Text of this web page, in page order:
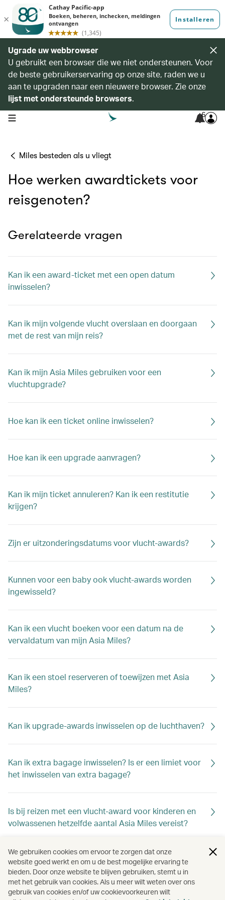
Ugrade uw webbrowser
U gebruikt een browser die we niet ondersteunen. Voor
de beste gebruikerservaring op onze site, raden we u
aan te upgraden naar een nieuwere browser. Zie onze
lijst met ondersteunde browsers.
open navigation menu 6
Miles besteden als u vliegt
Hoe werken awardtickets voor
reisgenoten?
Gerelateerde vragen
Kan ik een award-ticket met een open datum
inwisselen?
Kan ik mijn volgende vlucht overslaan en doorgaan
met de rest van mijn reis?
Kan ik mijn Asia Miles gebruiken voor een
vluchtupgrade?
Hoe kan ik een ticket online inwisselen?
Hoe kan ik een upgrade aanvragen?
Kan ik mijn ticket annuleren? Kan ik een restitutie
krijgen?
Zijn er uitzonderingsdatums voor vlucht-awards?
Kunnen voor een baby ook vlucht-awards worden
ingewisseld?
Kan ik een vlucht boeken voor een datum na de
vervaldatum van mijn Asia Miles?
Kan ik een stoel reserveren of toewijzen met Asia
Miles?
Kan ik upgrade-awards inwisselen op de luchthaven?
Kan ik extra bagage inwisselen? Is er een limiet voor
het inwisselen van extra bagage?
Is bij reizen met een vlucht-award voor kinderen en
volwassenen hetzelfde aantal Asia Miles vereist?
Kan ik de reisdatum van mijn awardticket online
wijzigen?
We gebruiken cookies om ervoor te zorgen dat onze
website goed werkt en om u de best mogelijke ervaring te
bieden. Door onze website te blijven gebruiken, stemt u in
met het gebruik van cookies. Als u meer wilt weten over ons
gebruik van cookies en/of uw cookievoorkeuren wilt